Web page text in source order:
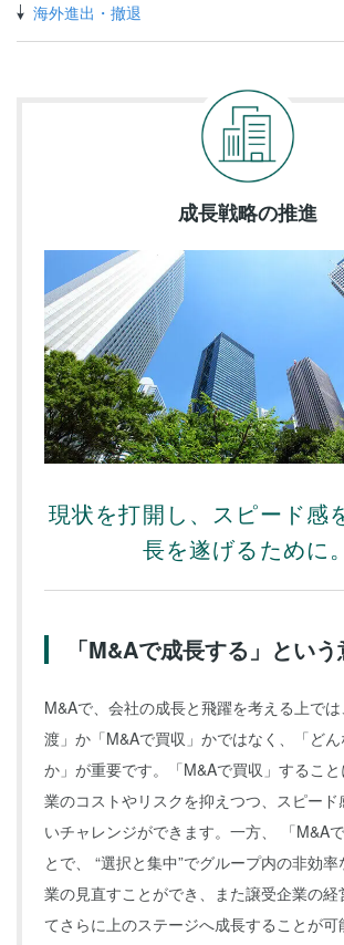
海外進出・撤退
成長戦略の推進
現状を打開し、スピード感
長を遂げるために。
「M&Aで成長する」とい
M&Aで、会社の成長と飛躍を考える上で
渡」か「M&Aで買収」かではなく、「ど
か」が重要です。「M&Aで買収」するこ
業のコストやリスクを抑えつつ、スピード
いチャレンジができます。一方、 「M&A
とで、 “選択と集中”でグループ内の非効
業の見直すことができ、また譲受企業の経
てさらに上のステージへ成長することが可